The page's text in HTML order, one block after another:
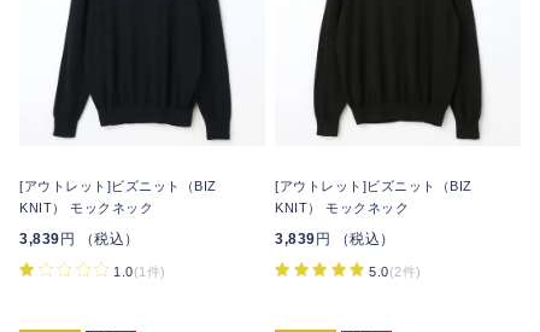
[アウトレット]ビズニット（BIZ
KNIT） モックネック
3,839円 （税込）
1.0(1件)
[アウトレット]ビズニット（BIZ
KNIT） モックネック
3,839円 （税込）
5.0(2件)